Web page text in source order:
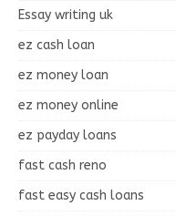
Essay writing uk
ez cash loan
ez money loan
ez money online
ez payday loans
fast cash reno
fast easy cash loans